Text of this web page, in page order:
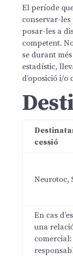
El període
conservar-
posar-les a
competent.
se durant
estadístic,
d’oposició i/o
cessió
Neurotoc,
En cas
una